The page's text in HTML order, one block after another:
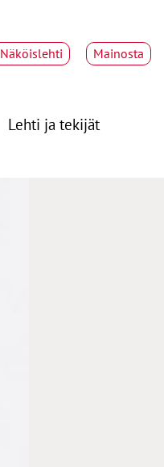
Näköislehti Mainosta
Lehti ja tekijät